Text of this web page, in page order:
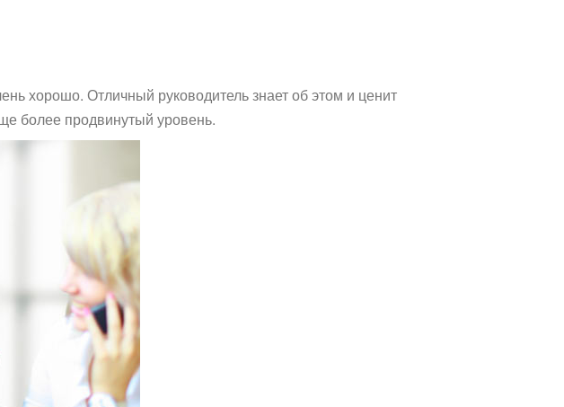
хорошо. Отличный руководитель знает об этом и ценит
более продвинутый уровень.